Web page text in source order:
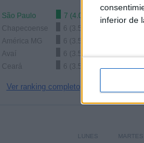
inferior de
São Paulo
7 (4.09%)
Chapecoense
6 (3.51%)
América MG
6 (3.51%)
Avaí
6 (3.51%)
Ceará
6 (3.51%)
Ver ranking completo
LUNES MARTES